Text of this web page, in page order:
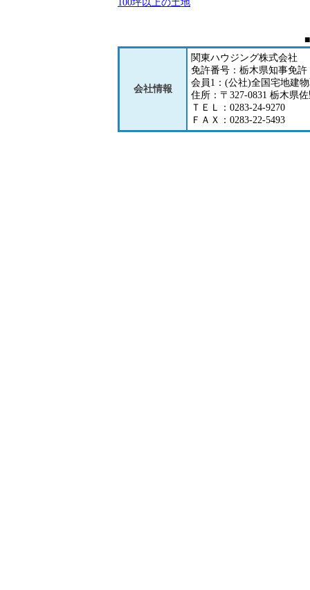
100坪以上の土地
会社情報
関東ハウジング株式会社
免許番号：栃木県知事免許
会員1：(公社)全国宅地建
住所：〒327-0831 栃木県
ＴＥＬ：0283-24-9270
ＦＡＸ：0283-22-5493